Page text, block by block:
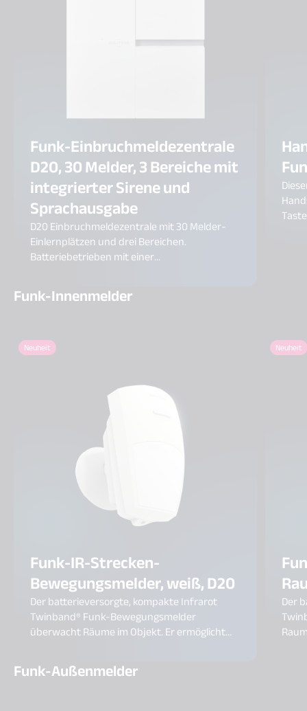
Funk-Einbruchmeldezentrale
D20, 30 Melder, 3 Bereiche mit
integrierter Sirene und
Sprachausgabe
D20 Einbruchmeldezentrale mit 30 Melder-
Einlernplätzen und drei Bereichen.
Batteriebetrieben mit einer
Extrem sichere Twinband-Funktechnologie.
Integrierte Sirene, Sprachausgabe und
Funk-Innenmelder
Neuheit
Funk-IR-Strecken-
Bewegungsmelder, weiß, D20
Der batterieversorgte, kompakte Infrarot
Twinband® Funk-Bewegungsmelder
überwacht Räume im Objekt. Er ermöglicht
schneller Änderungen des Wärmebildes durch
Bewegung. Mit 9 Doppelzonen, einem
Neuheit
Der
Funk-Außenmelder